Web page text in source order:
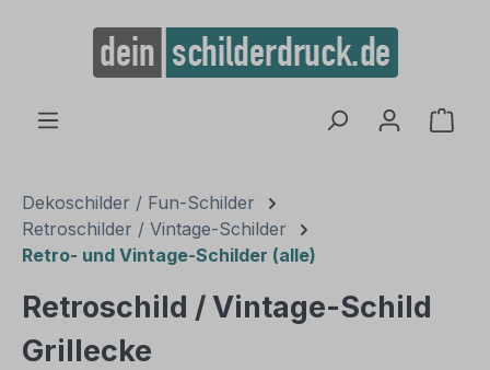
springen
Dekoschilder / Fun-Schilder
Retroschilder / Vintage-Schilder
Retro- und Vintage-Schilder (alle)
Retroschild / Vintage-Schild
Grillecke